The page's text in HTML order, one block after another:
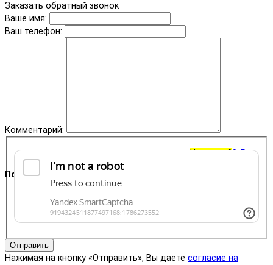
Корзина 00 ₽
Поддержка
Заказать обратный звонок
Ваше имя:
Ваш телефон:
Комментарий:
Отправить
Нажимая на кнопку «Отправить», Вы даете согласие на